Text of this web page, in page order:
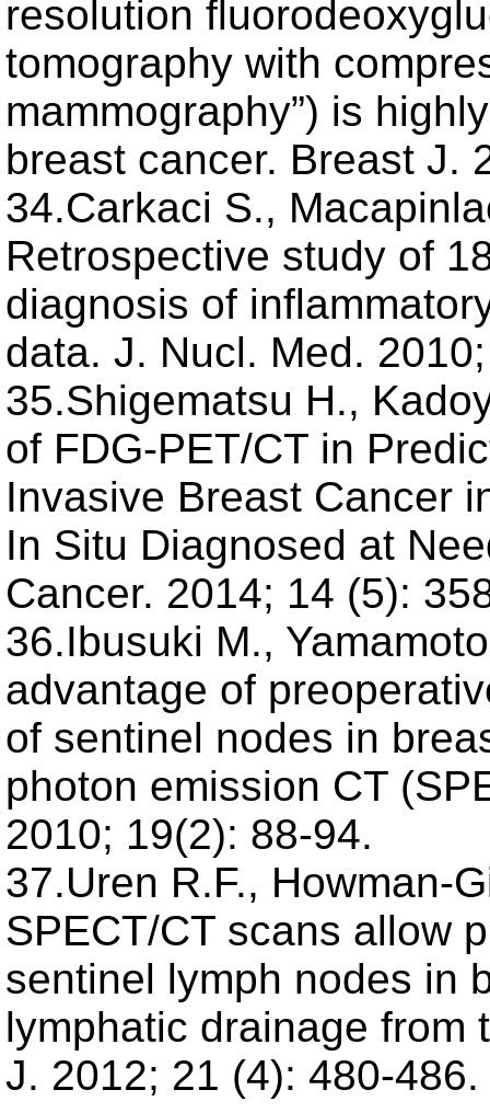
resolution
tomography with
mammography”) is
breast cancer. Breast J.
34.Carkaci S.,
Retrospective study of
diagnosis of
data. J. Nucl. Med.
35.Shigematsu H.,
of FDG-PET/CT in
Invasive Breast Cancer
In Situ Diagnosed at
Cancer. 2014; 14 (5):
36.Ibusuki M.,
advantage of
of sentinel nodes in
photon emission CT
2010; 19(2): 88-94.
37.Uren R.F., Howman-
SPECT/CT scans allow
sentinel lymph nodes in
lymphatic drainage from
J. 2012; 21 (4): 480-486.